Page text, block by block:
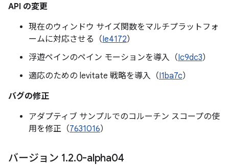
API の変更
現在のウィンドウ サイズ関数をマルチプラットフォ
ームに対応させる（Ie4172）
浮遊ペインのペイン モーションを導入（Ic9dc3）
適応のための levitate 戦略を導入（I1ba7c）
バグの修正
アダプティブ サンプルでのコルーチン スコープの使
用を修正（7631016）
バージョン 1.2.0-alpha04